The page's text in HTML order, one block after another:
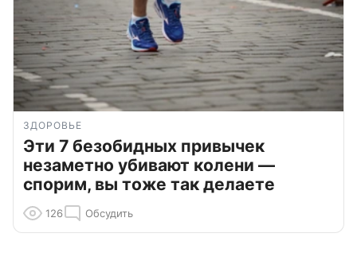
ЗДОРОВЬЕ
Эти 7 безобидных привычек
незаметно убивают колени —
спорим, вы тоже так делаете
126 Обсудить